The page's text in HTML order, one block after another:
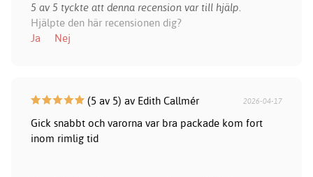
5 av 5 tyckte att denna recension var till hjälp.
Hjälpte den här recensionen dig?
Ja
Nej
(5 av 5) av Edith Callmér 2026-04-17
Gick snabbt och varorna var bra packade kom fort
inom rimlig tid